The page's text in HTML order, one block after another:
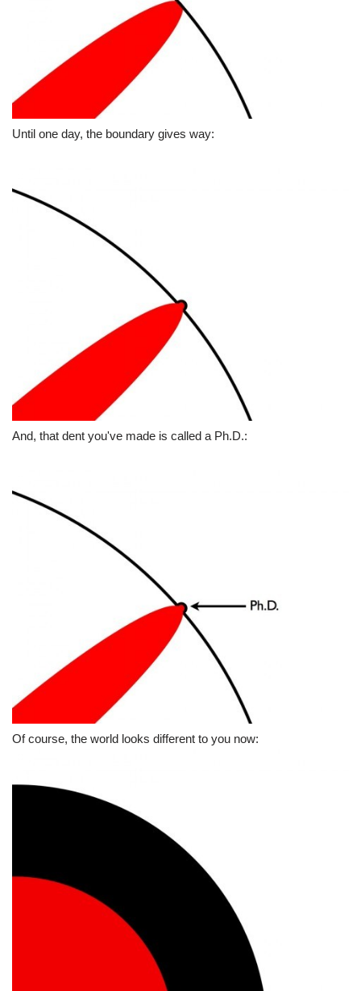
Until one day, the boundary gives way:
And, that dent you've made is called a Ph.D.:
Of course, the world looks different to you now: